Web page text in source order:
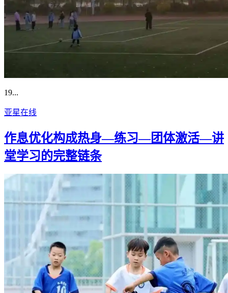
19...
亚星在线
作息优化构成热身—练习—团体激活—讲
堂学习的完整链条